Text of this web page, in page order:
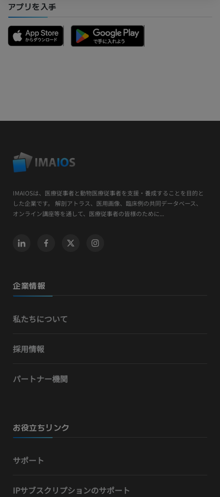
アプリを入手
IMAIOSは、医療従事者と動物医療従事者を支援・養成することを目的と
した企業です。 解剖アトラス、医用画像、臨床例の共同データベース、
オンライン講座等を通して、医療従事者の皆様のために...
企業情報
私たちについて
採用情報
パートナー機関
お役立ちリンク
サポート
IPサブスクリプションのサポート